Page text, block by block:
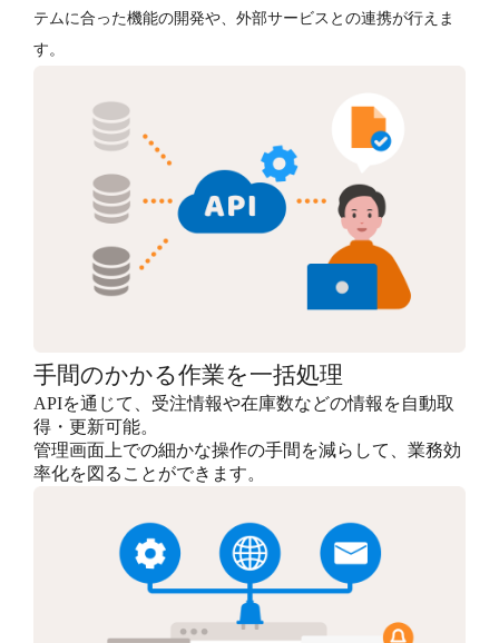
テムに合った機能の開発や、外部サービスとの連携が行えま
す。
手間のかかる作業を一括処理
APIを通じて、受注情報や在庫数などの情報を自動取
得・更新可能。
管理画面上での細かな操作の手間を減らして、業務効
率化を図ることができます。